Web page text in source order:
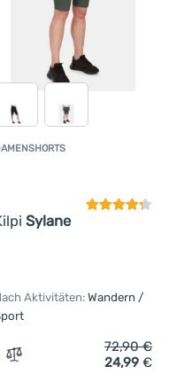
Meani-W' hinzufügen
Sylane
Aktivitäten: Wandern /
Zum Vergleich
72,90€
24,99 €